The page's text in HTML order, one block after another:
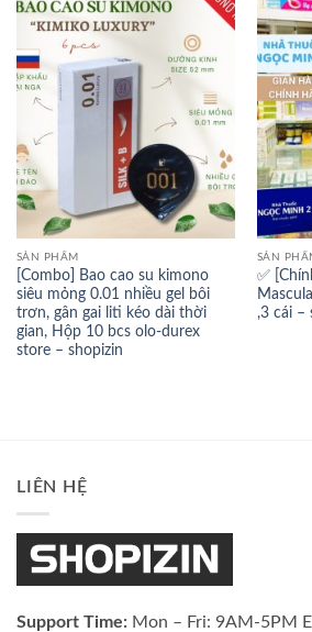
SẢN PHẨM
[Combo] Bao cao su kimono
siêu mỏng 0.01 nhiều gel bôi
trơn, gân gai liti kéo dài thời
gian, Hộp 10 bcs olo-durex
store – shopizin
SẢN
✅
,3 cái –
LIÊN HỆ
Support Time: Mon – Fri: 9AM-5PM